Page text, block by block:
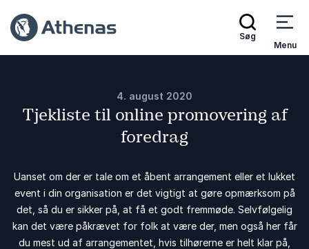
Søg
Menu
4. august 2020
Tjekliste til online promovering af
foredrag
Uanset om der er tale om et åbent arrangement eller et lukket
event i din organisation er det vigtigt at gøre opmærksom på
det, så du er sikker på, at få et godt fremmøde. Selvfølgelig
kan det være påkrævet for folk at være der, men også her får
du mest ud af arrangementet, hvis tilhørerne er helt klar på,